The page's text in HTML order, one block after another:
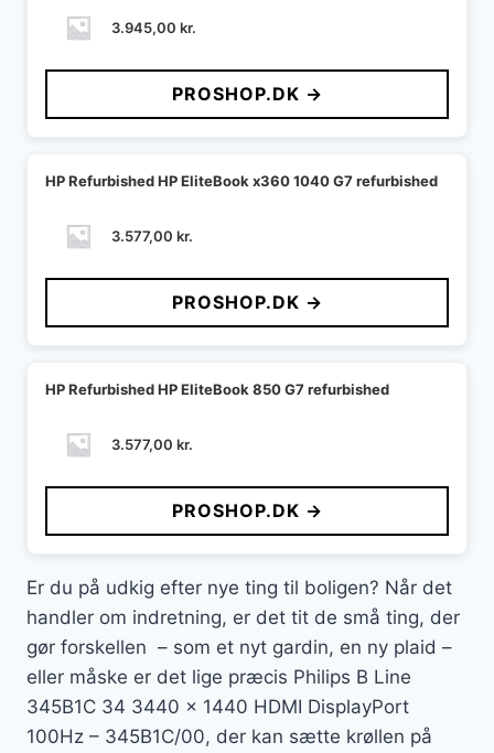
3.945,00 kr.
PROSHOP.DK →
HP Refurbished HP EliteBook x360 1040 G7 refurbished
3.577,00 kr.
PROSHOP.DK →
HP Refurbished HP EliteBook 850 G7 refurbished
3.577,00 kr.
PROSHOP.DK →
Er du på udkig efter nye ting til boligen? Når det
handler om indretning, er det tit de små ting, der
gør forskellen – som et nyt gardin, en ny plaid –
eller måske er det lige præcis Philips B Line
345B1C 34 3440 x 1440 HDMI DisplayPort
100Hz – 345B1C/00, der kan sætte krøllen på